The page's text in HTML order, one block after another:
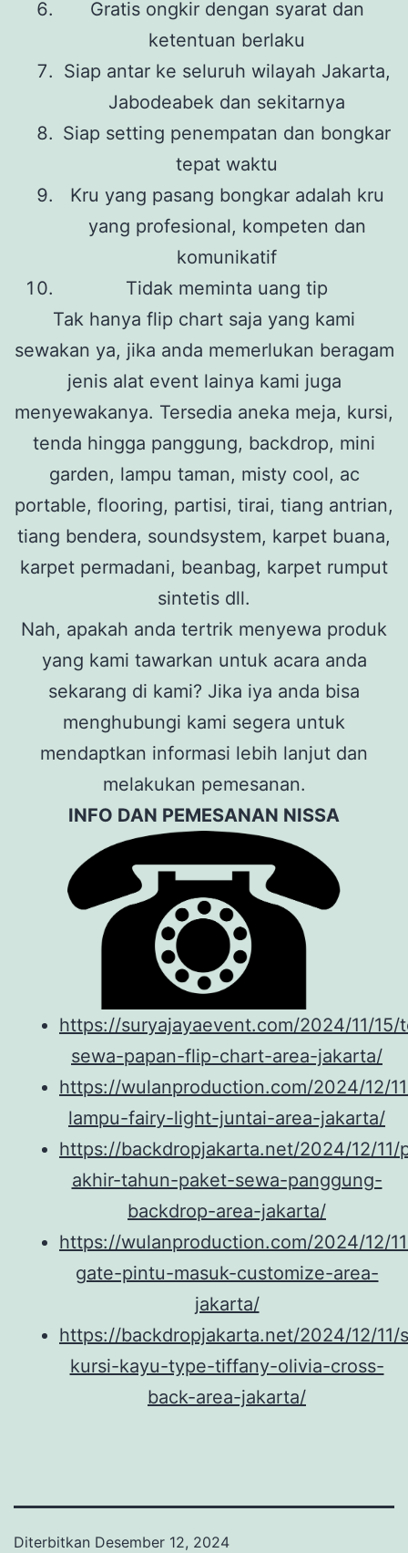
Gratis ongkir dengan syarat dan
ketentuan berlaku
Siap antar ke seluruh wilayah Jakarta,
Jabodeabek dan sekitarnya
Siap setting penempatan dan bongkar
tepat waktu
Kru yang pasang bongkar adalah kru
yang profesional, kompeten dan
komunikatif
Tidak meminta uang tip
Tak hanya flip chart saja yang kami
sewakan ya, jika anda memerlukan beragam
jenis alat event lainya kami juga
menyewakanya. Tersedia aneka meja, kursi,
tenda hingga panggung, backdrop, mini
garden, lampu taman, misty cool, ac
portable, flooring, partisi, tirai, tiang antrian,
tiang bendera, soundsystem, karpet buana,
karpet permadani, beanbag, karpet rumput
sintetis dll.
Nah, apakah anda tertrik menyewa produk
yang kami tawarkan untuk acara anda
sekarang di kami? Jika iya anda bisa
menghubungi kami segera untuk
mendaptkan informasi lebih lanjut dan
melakukan pemesanan.
INFO DAN PEMESANAN NISSA
https://suryajayaevent.com/2024/11/15/
sewa-papan-flip-chart-area-jakarta/
https://wulanproduction.com/2024/12/
lampu-fairy-light-juntai-area-jakarta/
https://backdropjakarta.net/2024/12/11/
akhir-tahun-paket-sewa-panggung-
backdrop-area-jakarta/
https://wulanproduction.com/2024/12/
gate-pintu-masuk-customize-area-
jakarta/
https://backdropjakarta.net/2024/12/11/
kursi-kayu-type-tiffany-olivia-cross-
back-area-jakarta/
Diterbitkan Desember 12, 2024